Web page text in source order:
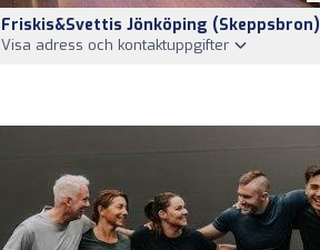
Friskis&Svettis Jönköping (Skeppsbron)
Visa adress och kontaktuppgifter